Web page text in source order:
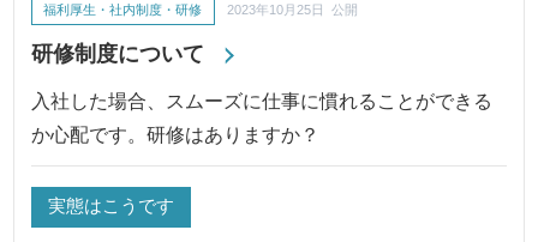
研修制度について
福利厚生・社内制度・研修 2023年10月25日 公開
入社した場合、スムーズに仕事に慣れることができる
か心配です。研修はありますか？
実態はこうです